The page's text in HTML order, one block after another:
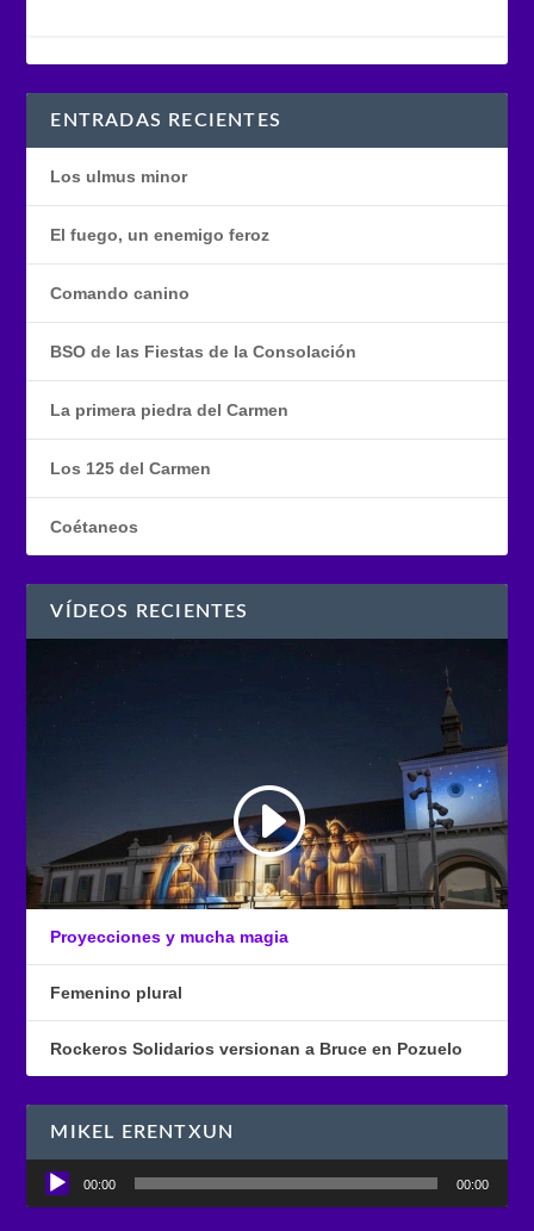
ENTRADAS RECIENTES
Los ulmus minor
El fuego, un enemigo feroz
Comando canino
BSO de las Fiestas de la Consolación
La primera piedra del Carmen
Los 125 del Carmen
Coétaneos
VÍDEOS RECIENTES
Proyecciones y mucha magia
Femenino plural
Rockeros Solidarios versionan a Bruce en Pozuelo
MIKEL ERENTXUN
Reproductor
00:00 00:00